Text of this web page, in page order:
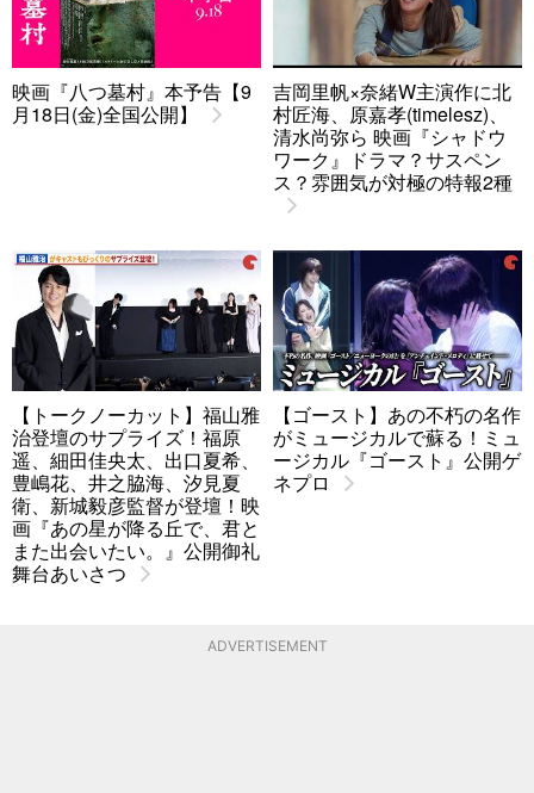
映画『八つ墓村』本予告【9
月18日(金)全国公開】
吉岡里帆×奈緒W主演作に北
村匠海、原嘉孝(timelesz)、
清水尚弥ら 映画『シャドウ
ワーク』ドラマ？サスペン
ス？雰囲気が対極の特報2種
【トークノーカット】福山雅
治登壇のサプライズ！福原
遥、細田佳央太、出口夏希、
豊嶋花、井之脇海、汐見夏
衛、新城毅彦監督が登壇！映
画『あの星が降る丘で、君と
また出会いたい。』公開御礼
舞台あいさつ
【ゴースト】あの不朽の名作
がミュージカルで蘇る！ミュ
ージカル『ゴースト』公開ゲ
ネプロ
ADVERTISEMENT